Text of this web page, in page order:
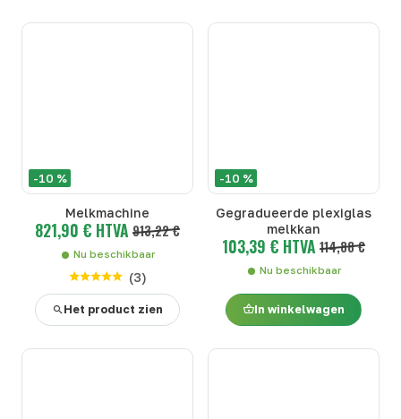
-10 %
Melkmachine
821,90 € HTVA 913,22 €
Nu beschikbaar
(3)
Het product zien
-10 %
Gegradueerde plexiglas
melkkan
103,39 € HTVA 114,88 €
Nu beschikbaar
In winkelwagen